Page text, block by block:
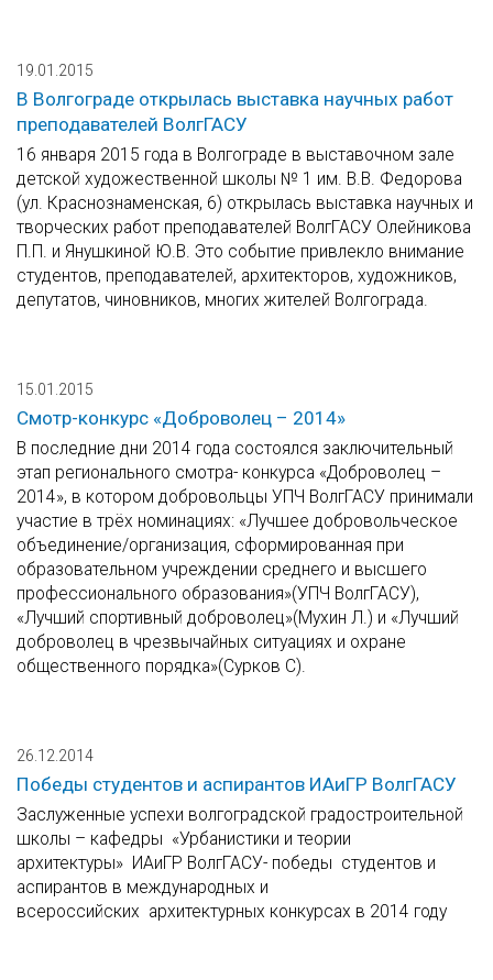
19.01.2015
В Волгограде открылась выставка научных работ
преподавателей ВолгГАСУ
16 января 2015 года в Волгограде в выставочном зале
детской художественной школы № 1 им. В.В. Федорова
(ул. Краснознаменская, 6) открылась выставка научных и
творческих работ преподавателей ВолгГАСУ Олейникова
П.П. и Янушкиной Ю.В. Это событие привлекло внимание
студентов, преподавателей, архитекторов, художников,
депутатов, чиновников, многих жителей Волгограда.
15.01.2015
Смотр-конкурс «Доброволец – 2014»
В последние дни 2014 года состоялся заключительный
этап регионального смотра- конкурса «Доброволец –
2014», в котором добровольцы УПЧ ВолгГАСУ принимали
участие в трёх номинациях: «Лучшее добровольческое
объединение/организация, сформированная при
образовательном учреждении среднего и высшего
профессионального образования»(УПЧ ВолгГАСУ),
«Лучший спортивный доброволец»(Мухин Л.) и «Лучший
доброволец в чрезвычайных ситуациях и охране
общественного порядка»(Сурков С).
26.12.2014
Победы студентов и аспирантов ИАиГР ВолгГАСУ
Заслуженные успехи волгоградской градостроительной
школы – кафедры «Урбанистики и теории
архитектуры» ИАиГР ВолгГАСУ- победы студентов и
аспирантов в международных и
всероссийских архитектурных конкурсах в 2014 году